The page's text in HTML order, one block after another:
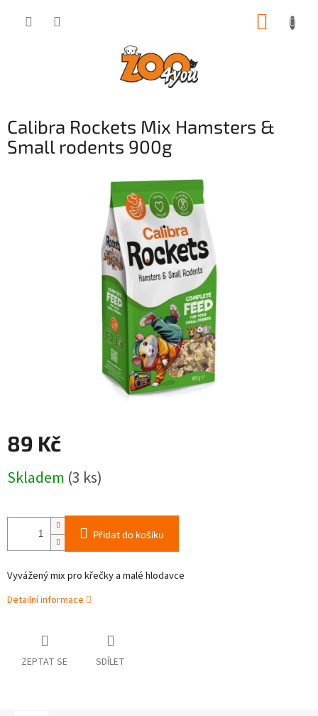
Calibra Rockets Mix Hamsters &
Small rodents 900g
89 Kč
cena:
Skladem (3 ks)
Přidat do košíku
Vyvážený mix pro křečky a malé hlodavce
Detailní informace
ZEPTAT SE SDÍLET